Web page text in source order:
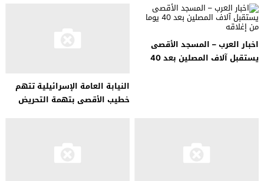
اخبار العرب – المسجد الأقصى
يستقبل آلاف المصلين بعد 40
النيابة العامة الإسرائيلية تتهم
خطيب الأقصى بتهمة التحريض